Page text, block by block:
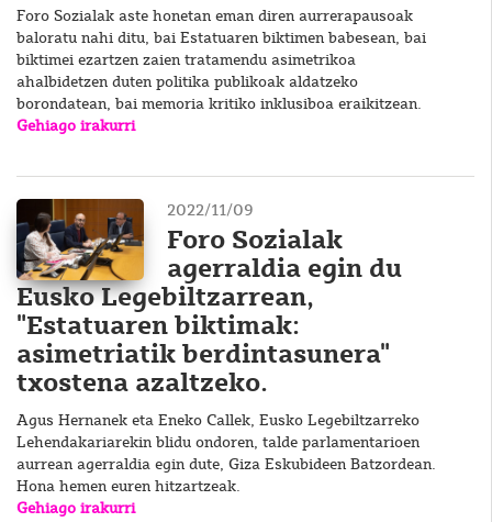
Foro Sozialak aste honetan eman diren aurrerapausoak
baloratu nahi ditu, bai Estatuaren biktimen babesean, bai
biktimei ezartzen zaien tratamendu asimetrikoa
ahalbidetzen duten politika publikoak aldatzeko
borondatean, bai memoria kritiko inklusiboa eraikitzean.
Gehiago irakurri
2022/11/09
Foro Sozialak
agerraldia egin du
Eusko Legebiltzarrean,
"Estatuaren biktimak:
asimetriatik berdintasunera"
txostena azaltzeko.
Agus Hernanek eta Eneko Callek, Eusko Legebiltzarreko
Lehendakariarekin blidu ondoren, talde parlamentarioen
aurrean agerraldia egin dute, Giza Eskubideen Batzordean.
Hona hemen euren hitzartzeak.
Gehiago irakurri